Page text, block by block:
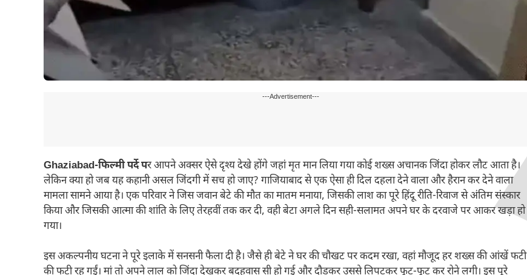
---Advertisement---
Ghaziabad-फिल्मी पर्दे पर आपने अक्सर ऐसे दृश्य देखे होंगे जहां मृत मान लिया गया कोई शख्स अचानक जिंदा होकर लौट आता है।
लेकिन क्या हो जब यह कहानी असल जिंदगी में सच हो जाए? गाजियाबाद से एक ऐसा ही दिल दहला देने वाला और हैरान कर देने वाला
मामला सामने आया है। एक परिवार ने जिस जवान बेटे की मौत का मातम मनाया, जिसकी लाश का पूरे हिंदू रीति-रिवाज से अंतिम संस्कार
किया और जिसकी आत्मा की शांति के लिए तेरहवीं तक कर दी, वही बेटा अगले दिन सही-सलामत अपने घर के दरवाजे पर आकर खड़ा हो
गया।
इस अकल्पनीय घटना ने पूरे इलाके में सनसनी फैला दी है। जैसे ही बेटे ने घर की चौखट पर कदम रखा, वहां मौजूद हर शख्स की आंखें फटी
की फटी रह गईं। मां तो अपने लाल को जिंदा देखकर बदहवास सी हो गई और दौड़कर उससे लिपटकर फूट-फूट कर रोने लगी। इस पूरे